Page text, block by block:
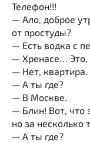
Телефон!!!
— Ало, доброе
от простуды?
— Есть водка с
— Хренасе… Это,
— Нет, квартира.
— А ты где?
— В Москве.
— Блин! Вот, что
но за
— А ты где?